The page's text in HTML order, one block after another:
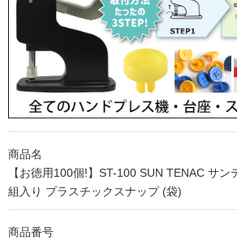
商品名
【お徳用100個!】ST-100 SUN TENAC サ
組入り プラスチックスナップ (袋)
商品番号